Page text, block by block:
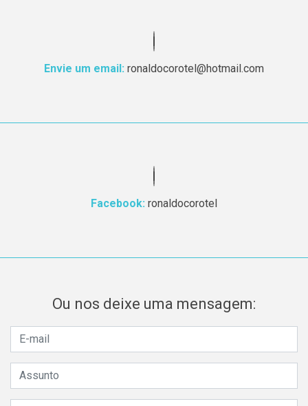
Envie um email: ronaldocorotel@hotmail.com
Facebook: ronaldocorotel
Ou nos deixe uma mensagem: